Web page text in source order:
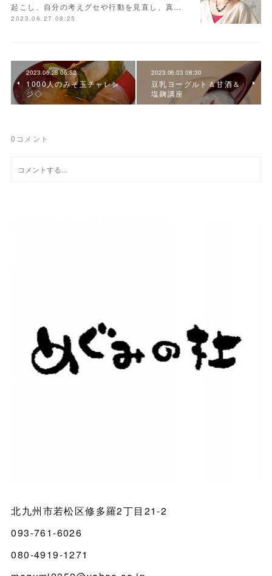
起こし、自分の考えグセや行動を見直し、真…
2023.06.27 08:25
2023.06.28 06:52
1000人のみそ玉チャレン
ジ◇
2023.06.03 08:30
豆乳ヨーグルト＆甘酒＆
塩麹講座
0 コメント
北九州市若松区修多羅2丁目21-2
093-761-6026
080-4919-1271